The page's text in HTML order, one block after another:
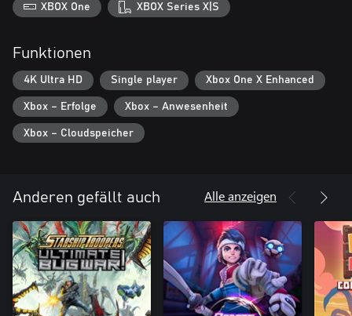
XBOX One XBOX Series X|S
Funktionen
4K Ultra HD Single player Xbox One X Enhanced
Xbox – Erfolge Xbox – Anwesenheit
Xbox – Cloudspeicher
Anderen gefällt auch Alle anzeigen